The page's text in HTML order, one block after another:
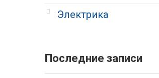
Электрика
Последние записи